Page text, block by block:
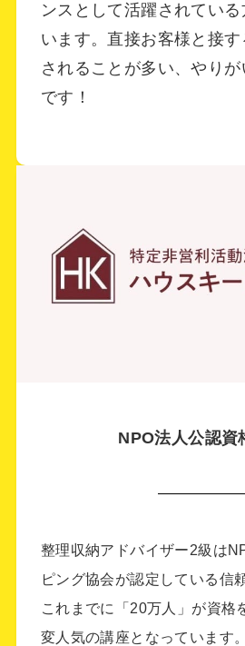
ンスとして活躍されてい
います。直接お客様と接
されることが多い、やり
です！
NPO法人公認資
整理収納アドバイザー2級は
ピング協会が認定している信
これまでに「20万人」が資格
変人気の講座となっています。